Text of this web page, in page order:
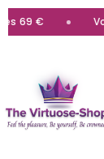
Votre